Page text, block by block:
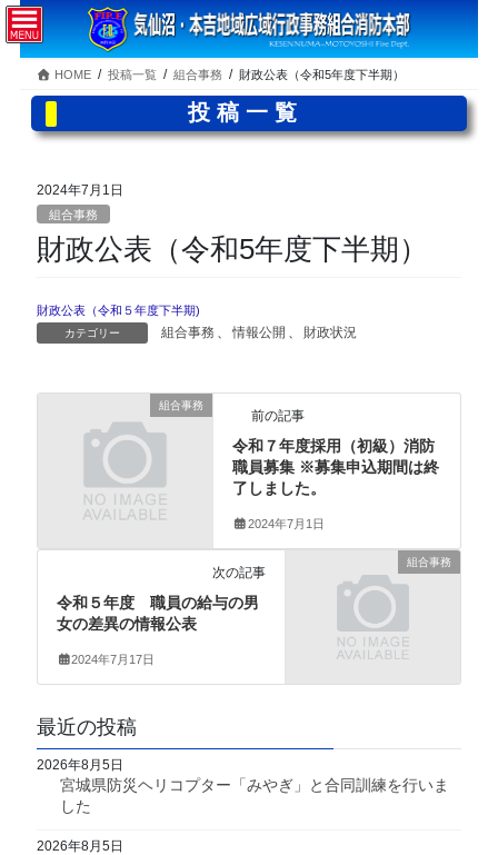
コ
ン
テ
ツ
へ
ナ
ビ
ゲ
シ
ョ
HOME 投稿一覧 組合事務 財政公表（令和5年度下半期）
投稿一覧
2024年7月1日
組合事務
財政公表（令和5年度下半期）
財政公表（令和５年度下半期)
カテゴリー 組合事務 、 情報公開 、 財政状況
組合事務
前の記事
令和７年度採用（初級）消防
職員募集 ※募集申込期間は終
了しました。
2024年7月1日
組合事務
次の記事
令和５年度 職員の給与の男
女の差異の情報公表
2024年7月17日
最近の投稿
宮城県防災ヘリコプター「みやぎ」と合同訓練を行いま
した
2026年8月5日
2026年8月5日